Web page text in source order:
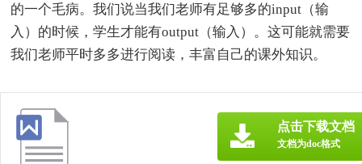
的一个毛病。我们说当我们老师有足够多的input（输
入）的时候，学生才能有output（输入）。这可能就需要
我们老师平时多多进行阅读，丰富自己的课外知识。
点击下载文档
文档为doc格式